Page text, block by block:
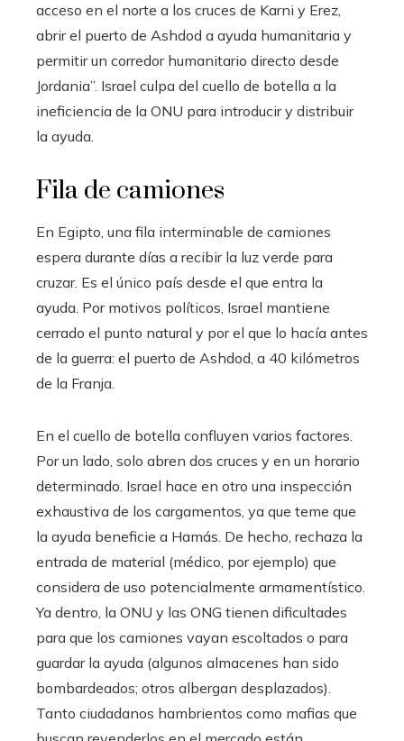
acceso en el norte a los cruces de Karni y Erez,
abrir el puerto de Ashdod a ayuda humanitaria y
permitir un corredor humanitario directo desde
Jordania”. Israel culpa del cuello de botella a la
ineficiencia de la ONU para introducir y distribuir
la ayuda.
Fila de camiones
En Egipto, una fila interminable de camiones
espera durante días a recibir la luz verde para
cruzar. Es el único país desde el que entra la
ayuda. Por motivos políticos, Israel mantiene
cerrado el punto natural y por el que lo hacía antes
de la guerra: el puerto de Ashdod, a 40 kilómetros
de la Franja.
En el cuello de botella confluyen varios factores.
Por un lado, solo abren dos cruces y en un horario
determinado. Israel hace en otro una inspección
exhaustiva de los cargamentos, ya que teme que
la ayuda beneficie a Hamás. De hecho, rechaza la
entrada de material (médico, por ejemplo) que
considera de uso potencialmente armamentístico.
Ya dentro, la ONU y las ONG tienen dificultades
para que los camiones vayan escoltados o para
guardar la ayuda (algunos almacenes han sido
bombardeados; otros albergan desplazados).
Tanto ciudadanos hambrientos como mafias que